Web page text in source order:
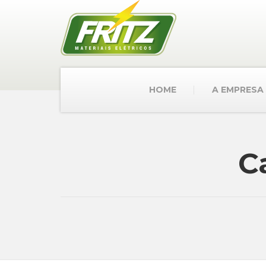
HOME A EMPRESA